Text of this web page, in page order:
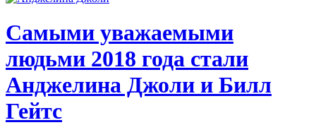
Самыми уважаемыми
людьми 2018 года стали
Анджелина Джоли и Билл
Гейтс